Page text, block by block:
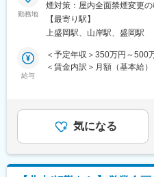
・業界トップクラスのIoT製
す。また、製品知識だけで
ため市場価値向上が可能です
登用となり、業界トップク
して安定就業が可能です。
最新のIoT技術に注力してお
れていた薬剤管理を、全自
可能にしました。当社の製
ない医療現場の安心安全や
しています。
【はじめに】
当ポジションはフィールド
入されたお客様先へ出向き
う技術職となります。
メンテナンススキルの市場
【業務内容】
同社のフィールドエンジニ
分包機」や「リアルタイム
【業務詳細】
勤務地
煙対策：屋内全面禁煙変更
トワーク含む）
【最寄り駅】
上盛岡駅、山岸駅、盛岡駅
給与
＜予定年収＞350万円～500
＜賃金内訳＞月額（基本給
＞※給与詳細は、年齢・スキ
回■賞与：年2回年収420万
経験7年賃金はあくまでも目
る可能性があります。月給(
気になる